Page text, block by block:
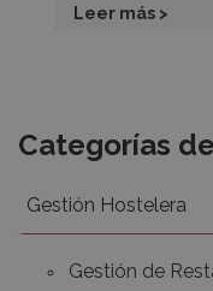
Leer más >
Recursos
Categorías
Gestión Hostelera
Gestión de